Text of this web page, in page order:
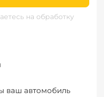
на обработку
ваш автомобиль